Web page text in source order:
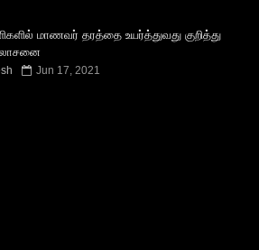
மாணவர் தரத்தை உயர்த்துவது குறித்து
Jun 17, 2021